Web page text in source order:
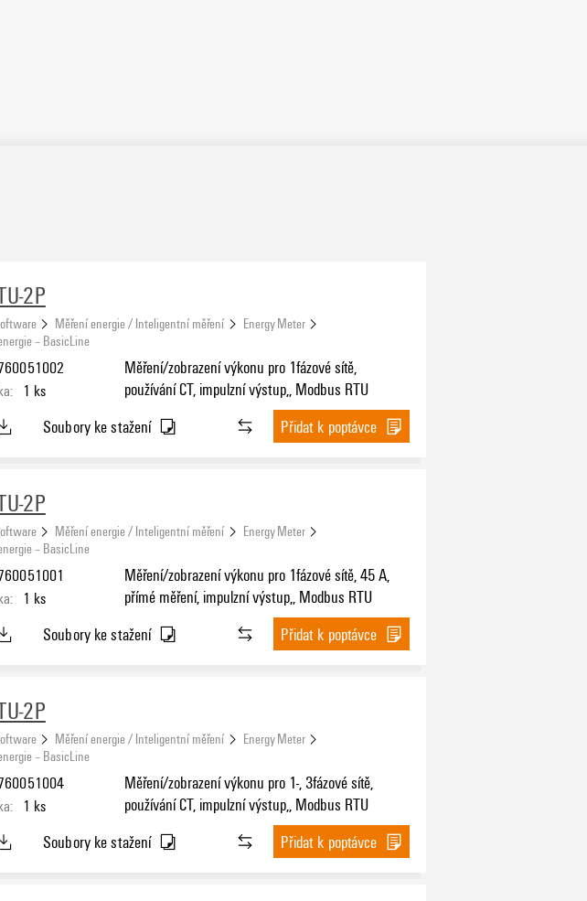
2P
Měření energie / Inteligentní měření
Energy Meter
– BasicLine
1 ks
Měření/zobrazení výkonu pro 1fázové sítě,
používání CT, impulzní výstup,, Modbus RTU
Soubory ke stažení Přidat k poptávce
2P
Měření energie / Inteligentní měření
Energy Meter
– BasicLine
1 ks
Měření/zobrazení výkonu pro 1fázové sítě, 45 A,
přímé měření, impulzní výstup,, Modbus RTU
Soubory ke stažení Přidat k poptávce
2P
Měření energie / Inteligentní měření
Energy Meter
– BasicLine
1 ks
Měření/zobrazení výkonu pro 1-, 3fázové sítě,
používání CT, impulzní výstup,, Modbus RTU
Soubory ke stažení Přidat k poptávce